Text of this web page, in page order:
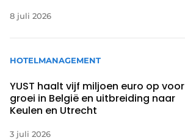
8 juli 2026
HOTELMANAGEMENT
YUST haalt vijf miljoen euro op voor
groei in België en uitbreiding naar
Keulen en Utrecht
3 juli 2026